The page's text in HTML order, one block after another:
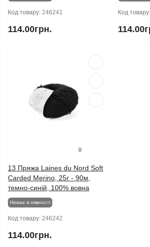
Код товару: 246241
114.00грн.
Код товару:
0
13 Пряжа Laines du Nord Soft
Carded Merino, 25г - 90м,
темно-синій, 100% вовна
Немає в нявності
Код товару: 246242
114.00грн.